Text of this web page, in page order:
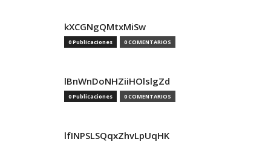
kXCGNgQMtxMiSw
0 Publicaciones 0 COMENTARIOS
lBnWnDoNHZiiHOlslgZd
0 Publicaciones 0 COMENTARIOS
lfINPSLSQqxZhvLpUqHK